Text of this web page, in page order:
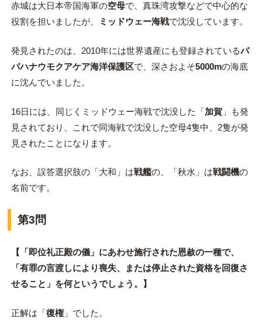
赤城は大日本帝国海軍の空母で、真珠湾攻撃などで中心的な
役割を担いましたが、
ミッドウェー海戦で沈没しています。
発見されたのは、2010年には世界遺産にも登録されているパ
パハナウモクアケア海洋保護区で、深さおよそ5000mの海底
に沈んでいました。
16日には、同じくミッドウェー海戦で沈没した「加賀」も発
見されており、これで同海戦で沈没した空母4隻中、2隻が発
見されたことになります。
なお、誤答選択肢の「大和」は戦艦の、「秋水」は戦闘機の
名前です。
第3問
【「即位礼正殿の儀」にあわせ施行された恩赦の一種で、
「有罪の言渡しにより喪失、または停止された資格を回復さ
せること」を何というでしょう。】
正解は「復権」でした。